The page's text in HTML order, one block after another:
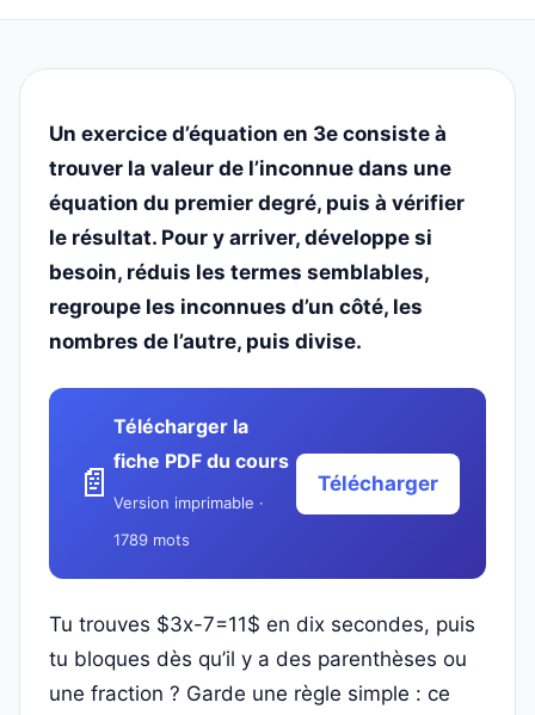
Un exercice d’équation en 3e consiste à
trouver la valeur de l’inconnue dans une
équation du premier degré, puis à vérifier
le résultat. Pour y arriver, développe si
besoin, réduis les termes semblables,
regroupe les inconnues d’un côté, les
nombres de l’autre, puis divise.
📄
Télécharger la
fiche PDF du cours
Version imprimable ·
1789 mots
Télécharger
Tu trouves $3x-7=11$ en dix secondes, puis
tu bloques dès qu’il y a des parenthèses ou
une fraction ? Garde une règle simple : ce